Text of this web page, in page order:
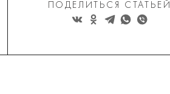
ПОДЕЛИТЬСЯ СТАТЬЕЙ